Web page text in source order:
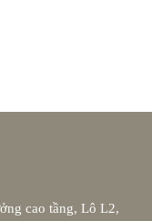
cao tầng, Lô L2,